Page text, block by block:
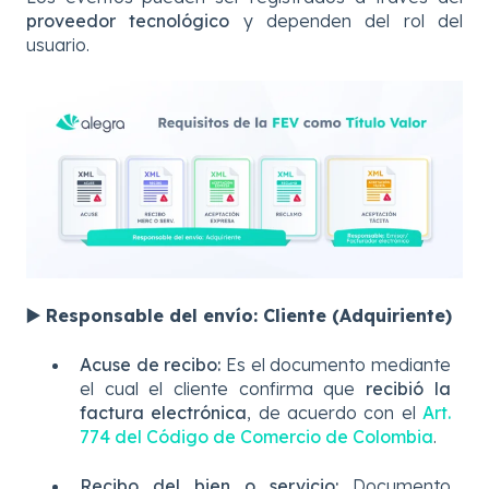
proveedor tecnológico y dependen del rol del
usuario.
▶️ Responsable del envío: Cliente (Adquiriente)
Acuse de recibo: Es el documento mediante
el cual el cliente confirma que recibió la
factura electrónica, de acuerdo con el Art.
774 del Código de Comercio de Colombia.